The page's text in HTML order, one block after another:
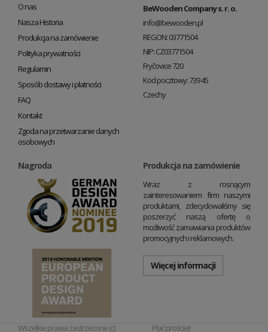
O nas
Nasza Historia
Produkcja na zamówienie
Polityka prywatności
Regulamin
Sposób dostawy i płatności
FAQ
Kontakt
Zgoda na przetwarzanie danych
osobowych
BeWooden Company s. r. o.
info@bewooden.pl
REGON: 03771504
NIP: CZ03771504
Fryčovice 720
Kod pocztowy: 739 45
Czechy
Nagroda Produkcja na zamówienie
Wraz z rosnącym
zainteresowaniem firm naszymi
produktami, zdecydowaliśmy się
poszerzyć naszą ofertę o
możliwość zamawiania produktów
promocyjnych i reklamowych.
Więcej informacji
Wszelkie prawa zastrzeżone (c)
Płać prościej!